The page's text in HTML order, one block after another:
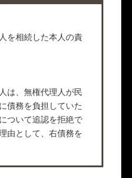
を相続した本人の責
は、無権代理人が民
債務を負担していた
ついて追認を拒絶で
由として、右債務を